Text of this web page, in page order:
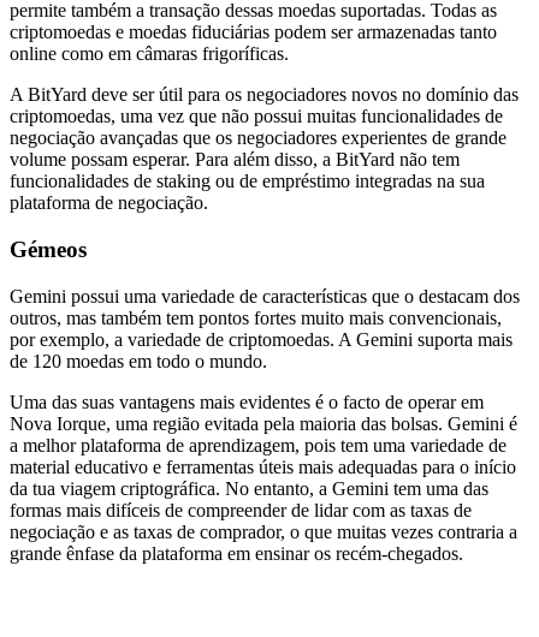
permite também a transação dessas moedas suportadas. Todas as
criptomoedas e moedas fiduciárias podem ser armazenadas tanto
online como em câmaras frigoríficas.
A BitYard deve ser útil para os negociadores novos no domínio das
criptomoedas, uma vez que não possui muitas funcionalidades de
negociação avançadas que os negociadores experientes de grande
volume possam esperar. Para além disso, a BitYard não tem
funcionalidades de staking ou de empréstimo integradas na sua
plataforma de negociação.
Gémeos
Gemini possui uma variedade de características que o destacam dos
outros, mas também tem pontos fortes muito mais convencionais,
por exemplo, a variedade de criptomoedas. A Gemini suporta mais
de 120 moedas em todo o mundo.
Uma das suas vantagens mais evidentes é o facto de operar em
Nova Iorque, uma região evitada pela maioria das bolsas. Gemini é
a melhor plataforma de aprendizagem, pois tem uma variedade de
material educativo e ferramentas úteis mais adequadas para o início
da tua viagem criptográfica. No entanto, a Gemini tem uma das
formas mais difíceis de compreender de lidar com as taxas de
negociação e as taxas de comprador, o que muitas vezes contraria a
grande ênfase da plataforma em ensinar os recém-chegados.